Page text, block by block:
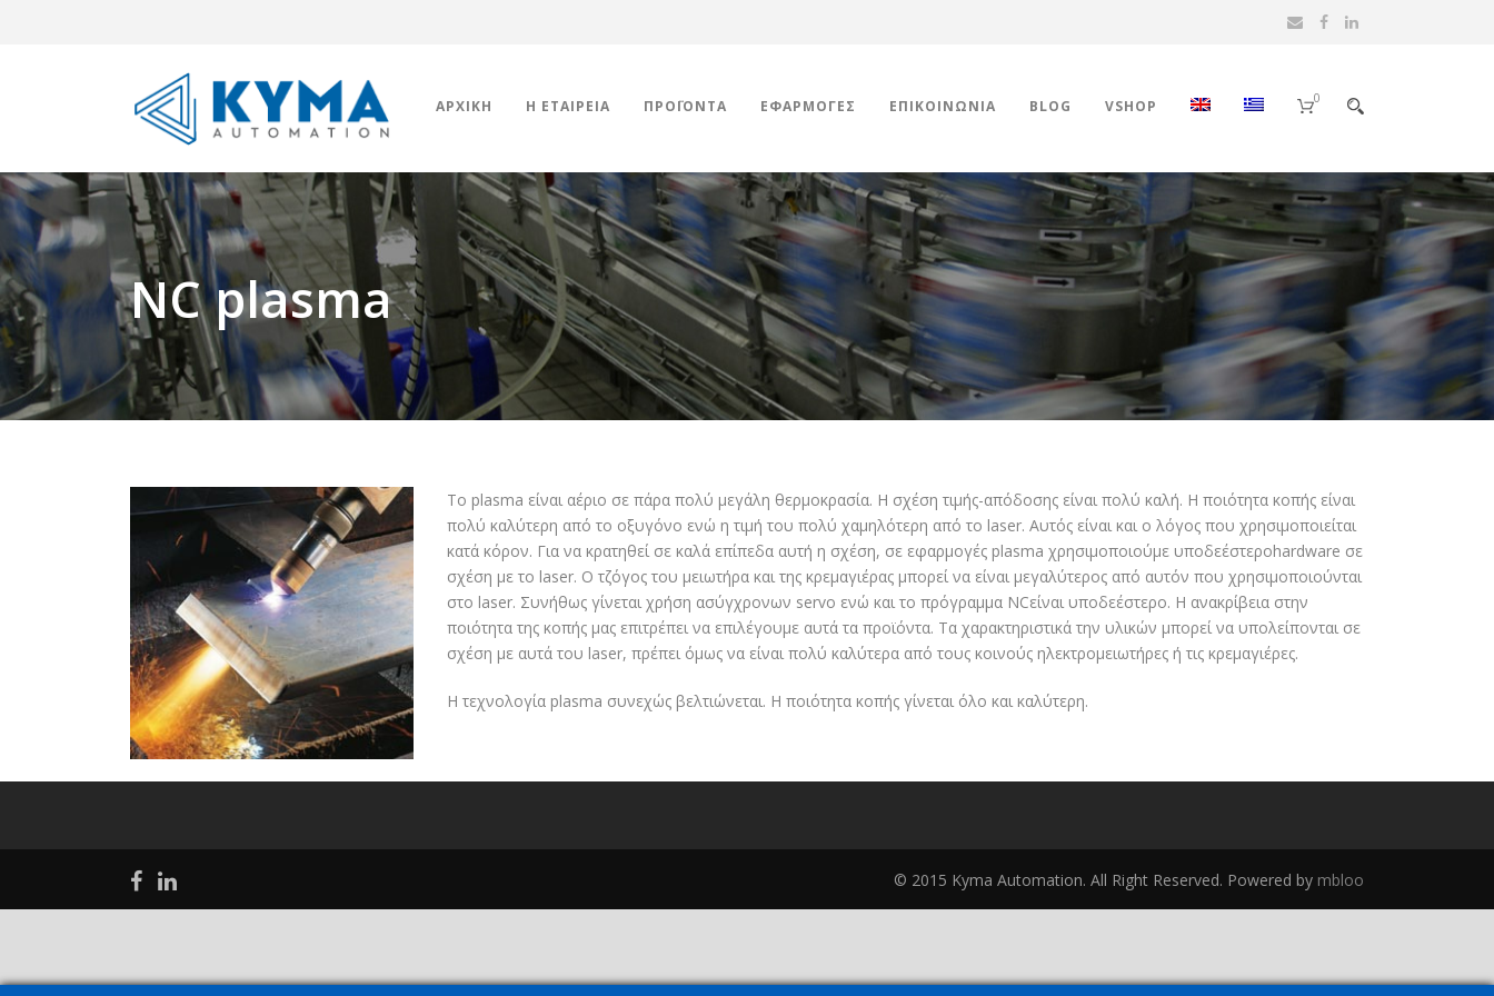
ΑΡΧΙΚΉ Η ΕΤΑΙΡΕΊΑ ΠΡΟΪΌΝΤΑ ΕΦΑΡΜΟΓΈΣ ΕΠΙΚΟΙΝΩΝΊΑ BLOG VSHOP 0
NC plasma
Το plasma είναι αέριο σε πάρα πολύ μεγάλη θερμοκρασία. Η σχέση τιμής-απόδοσης είναι πολύ καλή. Η ποιότητα κοπής είναι
πολύ καλύτερη από το οξυγόνο ενώ η τιμή του πολύ χαμηλότερη από το laser. Αυτός είναι και ο λόγος που χρησιμοποιείται
κατά κόρον. Για να κρατηθεί σε καλά επίπεδα αυτή η σχέση, σε εφαρμογές plasma χρησιμοποιούμε υποδεέστεροhardware σε
σχέση με το laser. Ο τζόγος του μειωτήρα και της κρεμαγιέρας μπορεί να είναι μεγαλύτερος από αυτόν που χρησιμοποιούνται
στο laser. Συνήθως γίνεται χρήση ασύγχρονων servo ενώ και το πρόγραμμα NCείναι υποδεέστερο. Η ανακρίβεια στην
ποιότητα της κοπής μας επιτρέπει να επιλέγουμε αυτά τα προϊόντα. Τα χαρακτηριστικά την υλικών μπορεί να υπολείπονται σε
σχέση με αυτά του laser, πρέπει όμως να είναι πολύ καλύτερα από τους κοινούς ηλεκτρομειωτήρες ή τις κρεμαγιέρες.
Η τεχνολογία plasma συνεχώς βελτιώνεται. Η ποιότητα κοπής γίνεται όλο και καλύτερη.
© 2015 Kyma Automation. All Right Reserved. Powered by mbloo